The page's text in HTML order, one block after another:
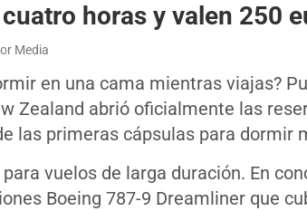
horas y valen 250
Media
en una cama mientras viajas?
Zealand abrió oficialmente las
las primeras cápsulas para dormir
vuelos de larga duración. En
Boeing 787-9 Dreamliner que